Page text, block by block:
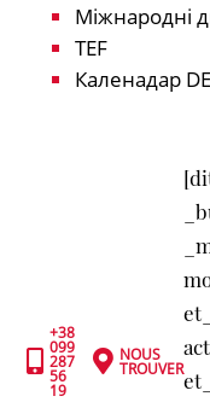
Міжнародні
TEF
Каленадар

+38
099
287
56
19
 NOUS
TROUVER